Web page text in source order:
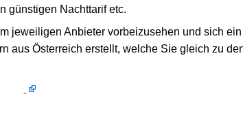
günstigen Nachttarif etc.
jeweiligen Anbieter vorbeizusehen und sich
aus Österreich erstellt, welche Sie gleich zu